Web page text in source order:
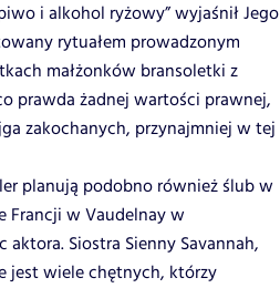
i alkohol ryżowy” wyjaśnił Jego
rytuałem prowadzonym
małżonków bransoletki z
prawda żadnej wartości prawnej,
zakochanych, przynajmniej w tej
planują podobno również ślub w
Francji w Vaudelnay w
Siostra Sienny Savannah,
jest wiele chętnych, którzy